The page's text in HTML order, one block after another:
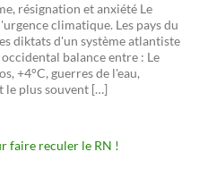
résignation et anxiété Le
climatique. Les pays du
diktats d'un système atlantiste
balance entre : Le
+4°C, guerres de l'eau,
le plus souvent […]
faire reculer le RN !